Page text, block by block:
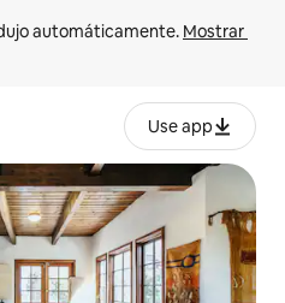
automáticamente. Mostrar
Use app